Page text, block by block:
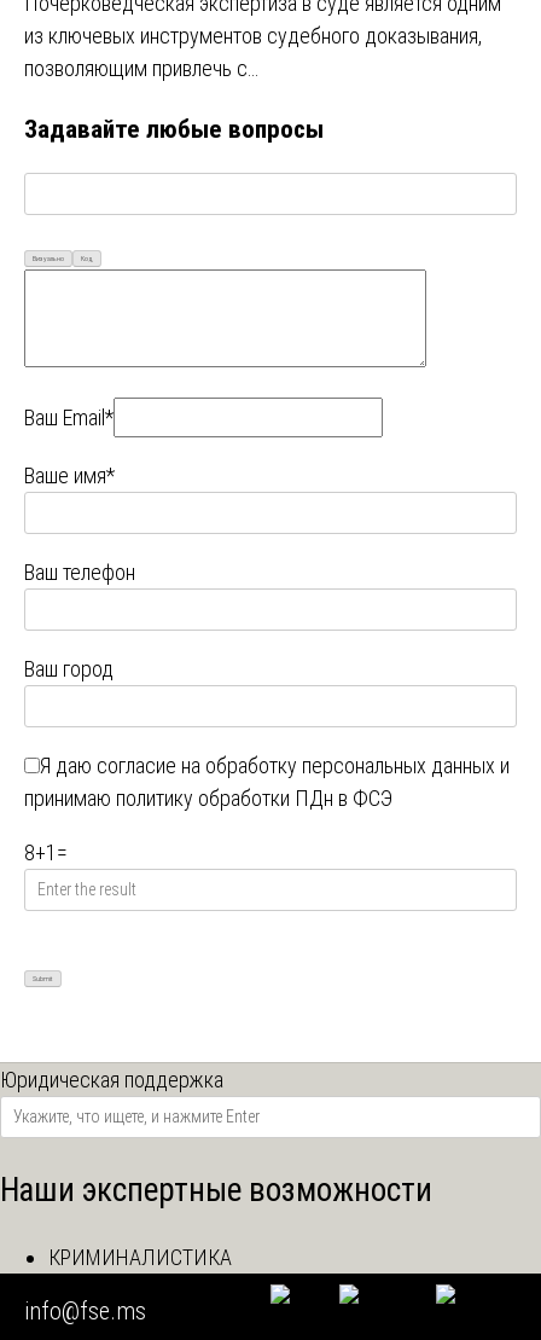
из ключевых инструментов судебного доказывания,
позволяющим привлечь с…
Задавайте любые вопросы
Визуально Код
Ваш Email*
Ваше имя*
Ваш телефон
Ваш город
Я даю согласие на обработку персональных данных и
принимаю политику обработки ПДн в ФСЭ
8+1 =
Юридическая поддержка
Наши экспертные возможности
КРИМИНАЛИСТИКА
СТРОЙЭКСПЕРТИЗА
info@fse.ms